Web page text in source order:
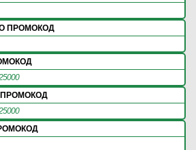
ПРОМОКОД
ПРОМОКОД